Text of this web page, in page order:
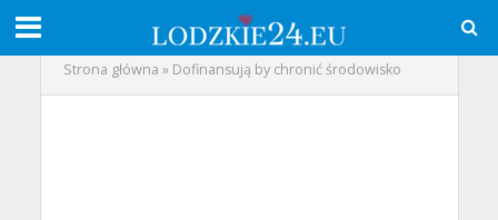
Strona główna » Dofinansują by chronić środowisko